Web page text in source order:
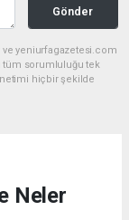
Gönder
ve yeniurfagazetesi.com
tüm sorumluluğu tek
hiçbir şekilde
Neler